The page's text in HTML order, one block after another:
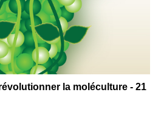
la moléculture - 21